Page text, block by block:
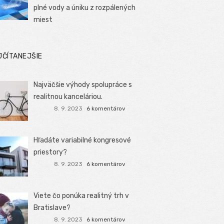
plné vody a úniku z rozpálených
miest
Najväčšie výhody spolupráce s
realitnou kanceláriou.
8. 9. 2023 6 komentárov
Hľadáte variabilné kongresové
priestory?
8. 9. 2023 6 komentárov
Viete čo ponúka realitný trh v
Bratislave?
8. 9. 2023 6 komentárov